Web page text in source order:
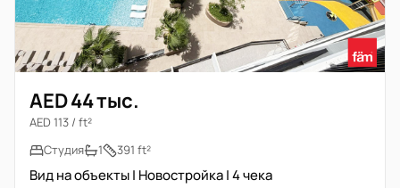
AED 44 тыс.
AED 113 / ft²
Студия
1 391 ft²
Вид на объекты | Новостройка | 4 чека